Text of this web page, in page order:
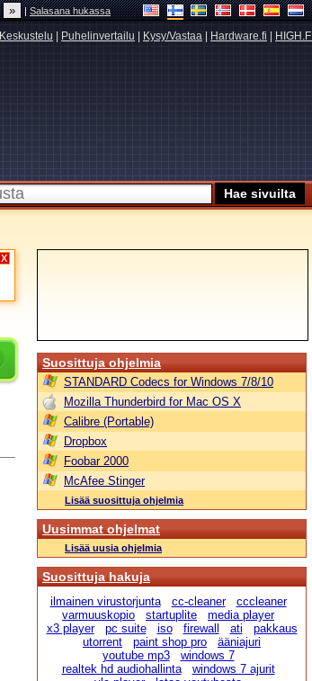
|Salasana hukassa
Keskustelu Puhelinvertailu Kysy/Vastaa Hardware.fi HIGH.FI
X
Suosittuja ohjelmia
STANDARD Codecs for Windows 7/8/10
Mozilla Thunderbird for Mac OS X
Calibre (Portable)
Dropbox
Foobar 2000
McAfee Stinger
Lisää suosittuja ohjelmia
Uusimmat ohjelmat
Lisää uusia ohjelmia
Suosittuja hakuja
ilmainen virustorjunta cc-cleaner
cccleaner
varmuuskopio
startuplite
media player
x3 player
pc suite iso firewall ati
pakkaus
utorrent
paint shop pro
ääniajuri
youtube mp3
windows 7
realtek hd audiohallinta
windows 7 ajurit